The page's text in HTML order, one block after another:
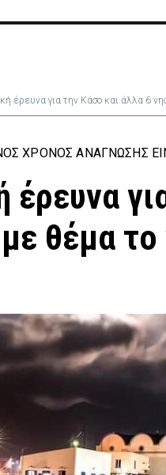
έρευνα για την Κάσο και άλλα 6
ΧΡΌΝΟΣ ΑΝΆΓΝΩΣΗΣ
έρευνα
θέμα το